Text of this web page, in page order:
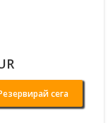
сега